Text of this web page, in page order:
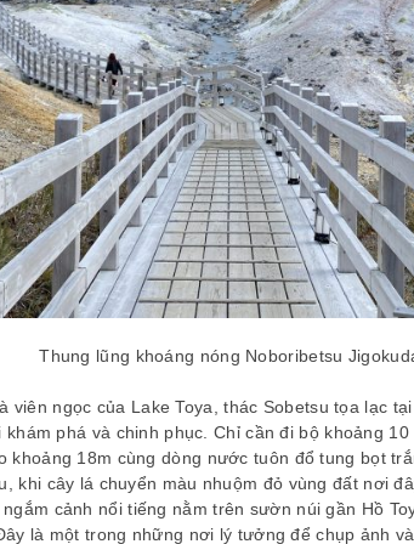
Thung lũng khoáng nóng Noboribetsu
viên ngọc của Lake Toya, thác Sobetsu tọa lạc
phá và chinh phục. Chỉ cần đi bộ khoảng
khoảng 18m cùng dòng nước tuôn đổ tung bọt
khi cây lá chuyển màu nhuộm đỏ vùng đất nơi
cảnh nổi tiếng nằm trên sườn núi gần Hồ
là một trong những nơi lý tưởng để chụp ảnh